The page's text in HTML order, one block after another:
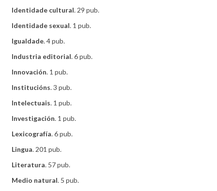
Identidade cultural. 29 pub.
Identidade sexual. 1 pub.
Igualdade. 4 pub.
Industria editorial. 6 pub.
Innovación. 1 pub.
Institucións. 3 pub.
Intelectuais. 1 pub.
Investigación. 1 pub.
Lexicografía. 6 pub.
Lingua. 201 pub.
Literatura. 57 pub.
Medio natural. 5 pub.